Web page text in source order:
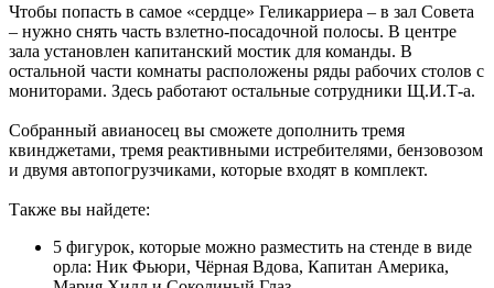
Чтобы попасть в самое «сердце» Геликарриера – в зал Совета
– нужно снять часть взлетно-посадочной полосы. В центре
зала установлен капитанский мостик для команды. В
остальной части комнаты расположены ряды рабочих столов с
мониторами. Здесь работают остальные сотрудники Щ.И.Т-а.
Собранный авианосец вы сможете дополнить тремя
квинджетами, тремя реактивными истребителями, бензовозом
и двумя автопогрузчиками, которые входят в комплект.
Также вы найдете:
5 фигурок, которые можно разместить на стенде в виде
орла: Ник Фьюри, Чёрная Вдова, Капитан Америка,